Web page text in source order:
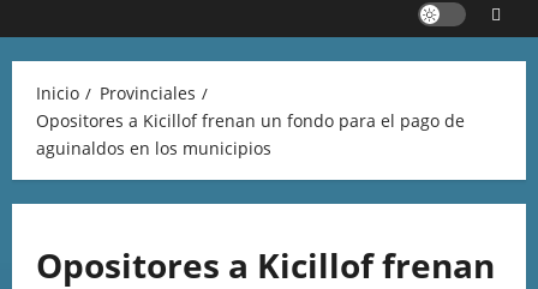
Inicio
Provinciales
Opositores a Kicillof frenan un fondo para el pago de
aguinaldos en los municipios
Opositores a Kicillof frenan